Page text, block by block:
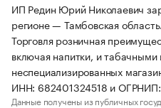
ИП Редин Юрий Николаевич
регионе — Тамбовская
Торговля розничная
включая напитки, и табачными
неспециализированных
ИНН: 682401324518 и
Данные получены из публичных